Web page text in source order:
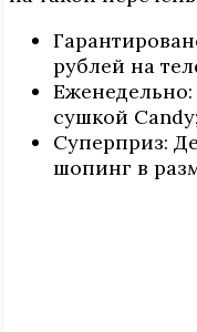
рублей на
сушкой Candy;
Суперприз:
шопинг в